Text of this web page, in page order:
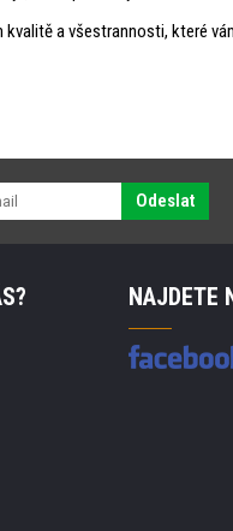
a všestrannosti, které
Odeslat
NAJDETE